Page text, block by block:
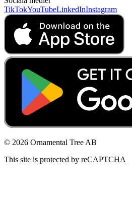
TikTokYouTubeLinkedInInstagram
© 2026 Ornamental Tree AB
This site is protected by reCAPTCHA